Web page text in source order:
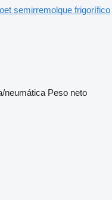
semirremolque frigorífico
neumática Peso neto